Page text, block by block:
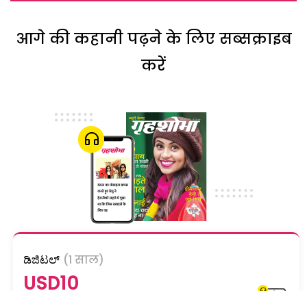
आगे की कहानी पढ़ने के लिए सब्सक्राइब
करें
ಡಿಜಿಟಲ್ (1 साल)
USD10